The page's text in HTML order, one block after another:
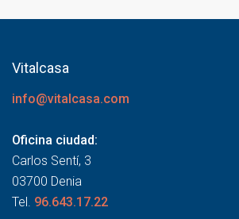
Vitalcasa
info@vitalcasa.com
Oficina ciudad:
Carlos Sentí, 3
03700 Denia
Tel. 96.643.17.22